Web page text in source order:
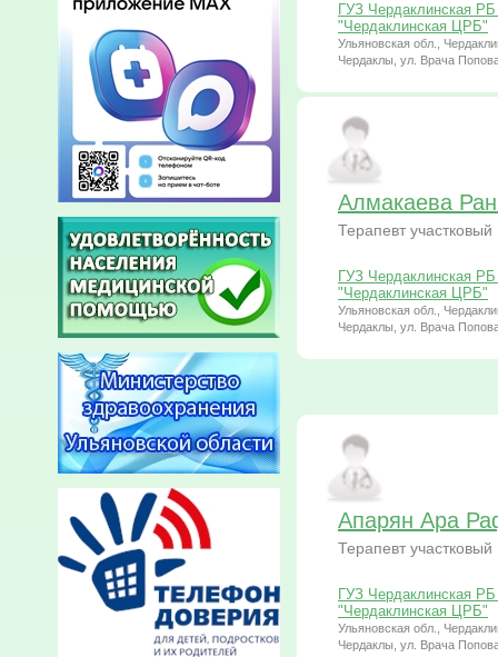
ГУЗ Чердаклинская
"Чердаклинская ЦРБ"
Ульяновская обл.,
Чердаклы, ул. Врача
Алмакаева
Терапевт участковый
ГУЗ Чердаклинская
"Чердаклинская ЦРБ"
Ульяновская обл.,
Чердаклы, ул. Врача
Апарян Ара
Терапевт участковый
ГУЗ Чердаклинская
"Чердаклинская ЦРБ"
Ульяновская обл.,
Чердаклы, ул. Врача